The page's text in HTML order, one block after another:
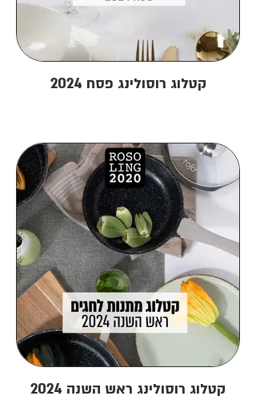
קטלוג רוסולינג פסח 2024
קטלוג רוסולינג ראש השנה 2024